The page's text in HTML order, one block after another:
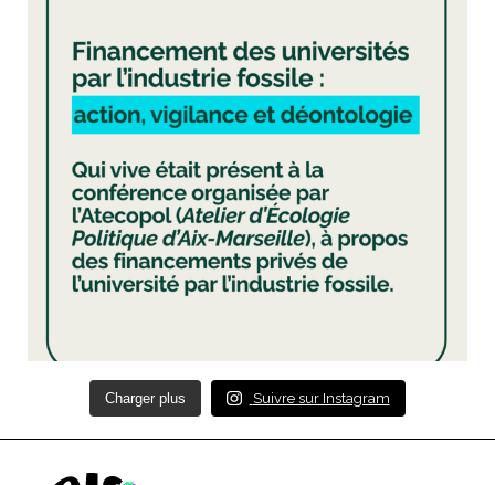
Charger plus Suivre sur Instagram